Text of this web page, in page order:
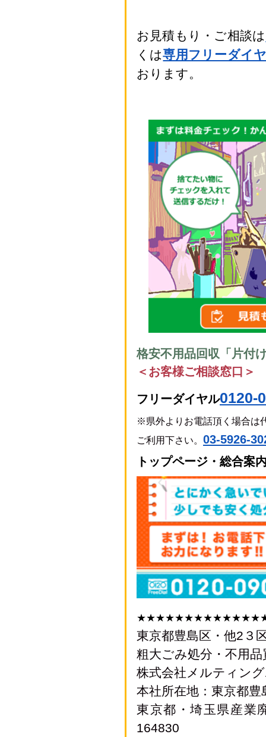
お見積もり・ご相談は
くは専用フリーダイ
おります。
格安不用品回収「片付
＜お客様ご相談窓口＞
フリーダイヤル0120-
※県外よりお電話頂く場合は
ご利用下さい。 03-5926-
トップページ・総合案
東京都豊島区・他2３
粗大ごみ処分・不用品
株式会社メルティン
本社所在地：東京都
東京都・埼玉県産業
164830